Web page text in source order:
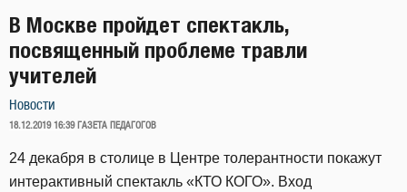
В Москве пройдет спектакль,
посвященный проблеме травли
учителей
Новости
ОПУБЛИКОВАНО
18.12.2019 16:39 ГАЗЕТА ПЕДАГОГОВ
24 декабря в столице в Центре толерантности покажут
интерактивный спектакль «КТО КОГО». Вход